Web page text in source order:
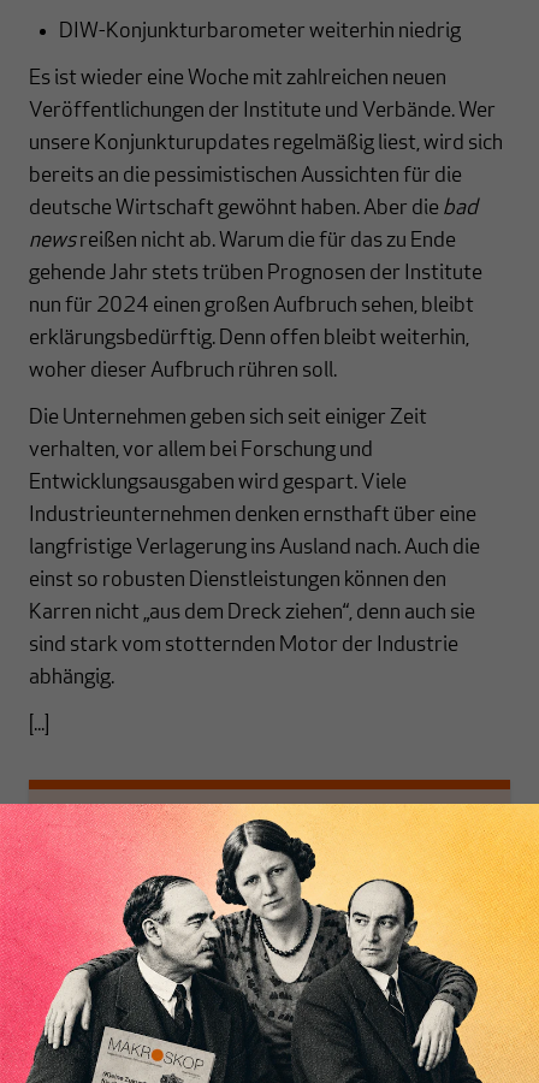
Inhaltsverzeichnis
DIW-Konjunkturbarometer weiterhin niedrig
Es ist wieder eine Woche mit zahlreichen neuen
Veröffentlichungen der Institute und Verbände. Wer
unsere Konjunkturupdates regelmäßig liest, wird sich
bereits an die pessimistischen Aussichten für die
deutsche Wirtschaft gewöhnt haben. Aber die bad
newsreißen nicht ab. Warum die für das zu Ende
gehende Jahr stets trüben Prognosen der Institute
nun für 2024 einen großen Aufbruch sehen, bleibt
erklärungsbedürftig. Denn offen bleibt weiterhin,
woher dieser Aufbruch rühren soll.
Die Unternehmen geben sich seit einiger Zeit
verhalten, vor allem bei Forschung und
Entwicklungsausgaben wird gespart. Viele
Industrieunternehmen denken ernsthaft über eine
langfristige Verlagerung ins Ausland nach. Auch die
einst so robusten Dienstleistungen können den
Karren nicht „aus dem Dreck ziehen“, denn auch sie
sind stark vom stotternden Motor der Industrie
abhängig.
[...]
Nichts schreibt sich
von allein!
Nur für Abonnenten
MAKROSKOP analysiert
wirtschaftspolitische
Wir verlassen die
journalistische Filterblase,